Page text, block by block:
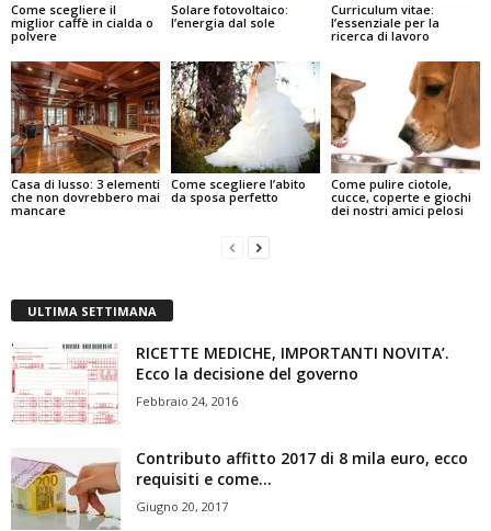
Come scegliere il
miglior caffè in cialda o
polvere
Solare fotovoltaico:
l’energia dal sole
Curriculum vitae:
l’essenziale per la
ricerca di lavoro
Casa di lusso: 3 elementi
che non dovrebbero mai
mancare
Come scegliere l’abito
da sposa perfetto
Come pulire ciotole,
cucce, coperte e giochi
dei nostri amici pelosi
ULTIMA SETTIMANA
RICETTE MEDICHE, IMPORTANTI NOVITA’.
Ecco la decisione del governo
Febbraio 24, 2016
Contributo affitto 2017 di 8 mila euro, ecco
requisiti e come...
Giugno 20, 2017